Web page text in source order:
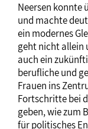
Neersen konnte
und machte
ein modernes
geht nicht allein
auch ein
berufliche und
Frauen ins
Fortschritte bei
geben, wie zum
für politisches